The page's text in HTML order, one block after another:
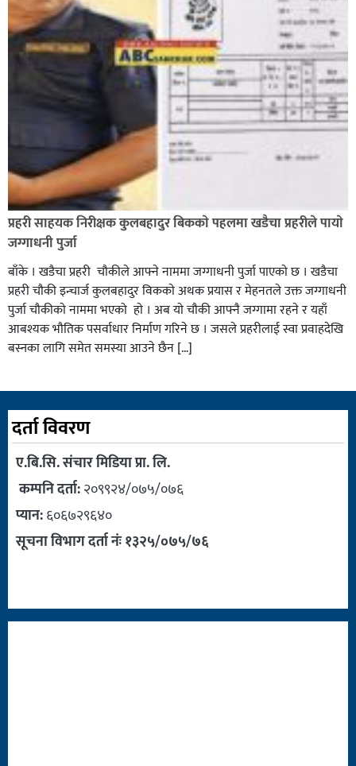
प्रहरी साहयक निरीक्षक कुलबहादुर बिककाे पहलमा खडैचा प्रहरीले पायाे
जग्गाधनी पुर्जा
बाँके । खडैचा प्रहरी चाैकीले आफ्ने नाममा जग्गाधनी पुर्जा पाएकाे छ । खडैचा
प्रहरी चाैकी इन्चार्ज कुलबहादुर विककाे अथक प्रयास र मेहनतले उक्त जग्गाधनी
पुर्जा चाैकीकाे नाममा भएको हाे । अब याे चाैकी आफ्नै जग्गामा रहने र यहाँ
आबश्यक भाैतिक पसर्वाधार निर्माण गरिने छ । जसले प्रहरीलाई स्वा प्रवाहदेखि
बस्नका लागि समेत समस्या आउने छैन […]
दर्ता विवरण
ए.बि.सि. संचार मिडिया प्रा. लि.
कम्पनि दर्ता:२०९९२४/०७५/०७६
प्यान:६०६७२९६४०
सूचना विभाग दर्ता नंः १३२५/०७५/७६